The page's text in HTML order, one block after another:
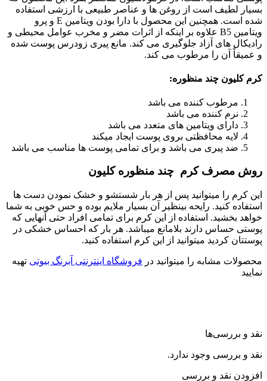
است از روغن ها و عناصر طبیعی با ارزشی استفاده
شده است. همچنین این محصول با دارا بودن ویتامین E و پرو
ویتامین B5 علاوه بر اینکه از اثرات مضر و مخرب عوامل محیطی و
های آزاد جلوگیری می کند. مانع پیری زودرس پوست شده
آن را مرطوب می کند.
چند منظوره:
کننده می باشد
کننده می باشد
ویتامین های متعدد می باشد
محافظتی بروی پوست ایجاد میکند
پیری می باشد و برای تمامی پوست ها مناسب می باشد
کرم چند منظوره کلیون
را میتوانید پس از هر بار شستشو و خشک نمودن دست ها
کنید. رایحه بینظیر آن بسیار ملایم بوده و حس خوبی به شما
استفاده از این کرم برای تمامی افراد حتی آنهایی که
دارند بلامانع میباشد. هر بار که احساس خشکی در
میتوانید از این کرم استفاده کنید.
مشابه را میتوانید درفروشگاه اینترنتی آبرنگ بیوتی تهیه
وجود ندارد.
و بررسی